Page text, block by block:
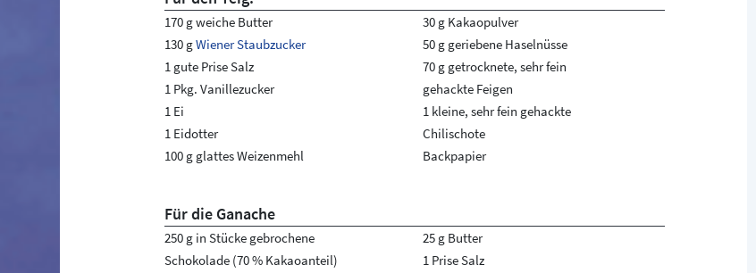
170 g weiche Butter
130 gWiener Staubzucker
1 gute Prise Salz
1 Pkg. Vanillezucker
1 Ei
1 Eidotter
100 g glattes Weizenmehl
30 g Kakaopulver
50 g geriebene Haselnüsse
70 g getrocknete, sehr fein
gehackte Feigen
1 kleine, sehr fein gehackte
Chilischote
Backpapier
Für die Ganache
250 g in Stücke gebrochene
Schokolade (70 % Kakaoanteil)
25 g Butter
1 Prise Salz